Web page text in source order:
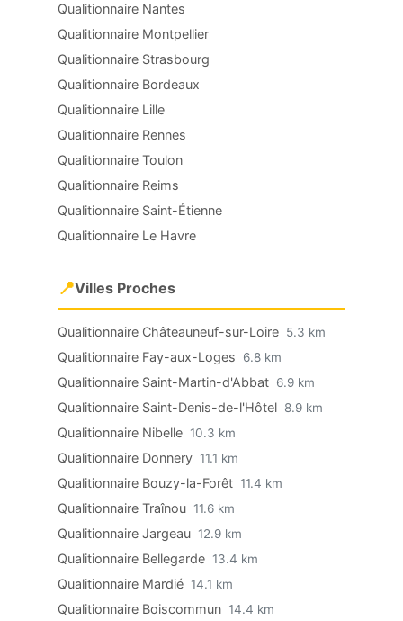
Qualitionnaire Nantes
Qualitionnaire Montpellier
Qualitionnaire Strasbourg
Qualitionnaire Bordeaux
Qualitionnaire Lille
Qualitionnaire Rennes
Qualitionnaire Toulon
Qualitionnaire Reims
Qualitionnaire Saint-Étienne
Qualitionnaire Le Havre
📍Villes Proches
Qualitionnaire Châteauneuf-sur-Loire 5.3 km
Qualitionnaire Fay-aux-Loges 6.8 km
Qualitionnaire Saint-Martin-d'Abbat 6.9 km
Qualitionnaire Saint-Denis-de-l'Hôtel 8.9 km
Qualitionnaire Nibelle 10.3 km
Qualitionnaire Donnery 11.1 km
Qualitionnaire Bouzy-la-Forêt 11.4 km
Qualitionnaire Traînou 11.6 km
Qualitionnaire Jargeau 12.9 km
Qualitionnaire Bellegarde 13.4 km
Qualitionnaire Mardié 14.1 km
Qualitionnaire Boiscommun 14.4 km